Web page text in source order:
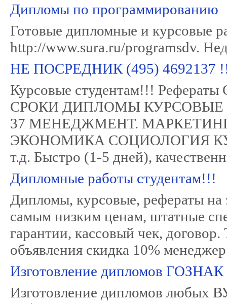
Дипломы по программированию
Готовые дипломные и курсовые
http://www.sura.ru/programsdv.
НЕ ПОСРЕДНИК (495)
Курсовые студентам!!!
СРОКИ ДИПЛОМЫ КУРСОВЫЕ
37 МЕНЕДЖМЕНТ.
ЭКОНОМИКА СОЦИОЛОГИЯ
т.д. Быстро (1-5 дней),
Дипломные работы студентам!!!
Дипломы, курсовые, рефераты на
самым низким ценам, штатные
гарантии, кассовый чек,
объявления скидка 10%
Изготовление дипломов
Изготовление дипломов любых